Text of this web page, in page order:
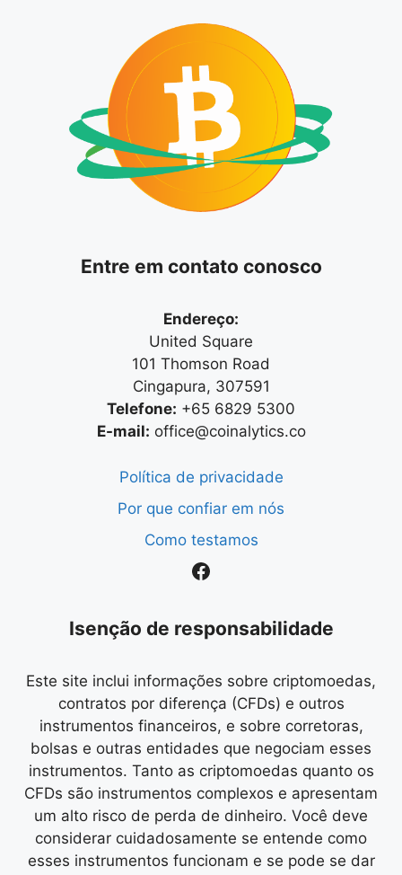
Entre em contato conosco
Endereço:
United Square
101 Thomson Road
Cingapura, 307591
Telefone: +65 6829 5300
E-mail: office@coinalytics.co
Política de privacidade
Por que confiar em nós
Como testamos
Facebook
Isenção de responsabilidade
Este site inclui informações sobre criptomoedas,
contratos por diferença (CFDs) e outros
instrumentos financeiros, e sobre corretoras,
bolsas e outras entidades que negociam esses
instrumentos. Tanto as criptomoedas quanto os
CFDs são instrumentos complexos e apresentam
um alto risco de perda de dinheiro. Você deve
considerar cuidadosamente se entende como
esses instrumentos funcionam e se pode se dar